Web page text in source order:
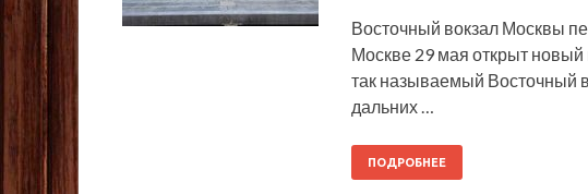
Восточный вокзал Москвы
Москве 29 мая открыт новый
так называемый Восточный
дальних …
ПОДРОБНЕЕ